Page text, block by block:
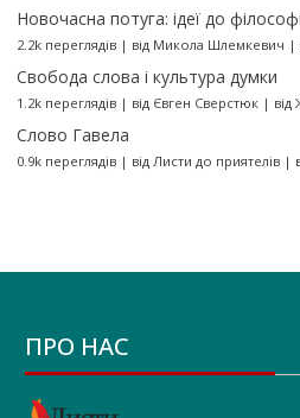
Новочасна потуга: ідеї до
2.2k переглядів| від Микола Шлемкевич |
Свобода слова і культура думки
1.2k переглядів| від Євген Сверстюк| від
Слово Гавела
0.9k переглядів| від Листи до приятелів|
ПРО НАС